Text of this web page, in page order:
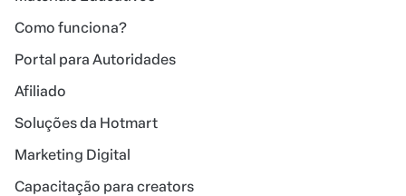
Como funciona?
Portal para Autoridades
Afiliado
Soluções da Hotmart
Marketing Digital
Capacitação para creators